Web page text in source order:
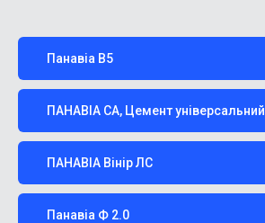
Панавіа В5
ПАНАВІА СA, Цемент універсальний
ПАНАВІА Вінір ЛС
Панавіа Ф 2.0